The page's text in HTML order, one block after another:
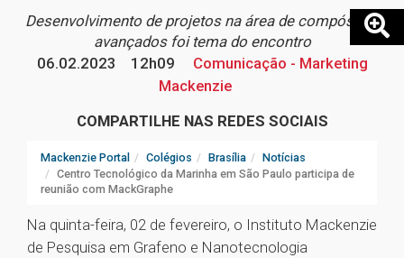
Desenvolvimento de projetos na área de compósitos
avançados foi tema do encontro
06.02.2023
12h09
Comunicação - Marketing
Mackenzie
COMPARTILHE NAS REDES SOCIAIS
Mackenzie Portal Colégios Brasília
Notícias
Centro Tecnológico da Marinha em São Paulo participa de
reunião com MackGraphe
Na quinta-feira, 02 de fevereiro, o Instituto Mackenzie
de Pesquisa em Grafeno e Nanotecnologia